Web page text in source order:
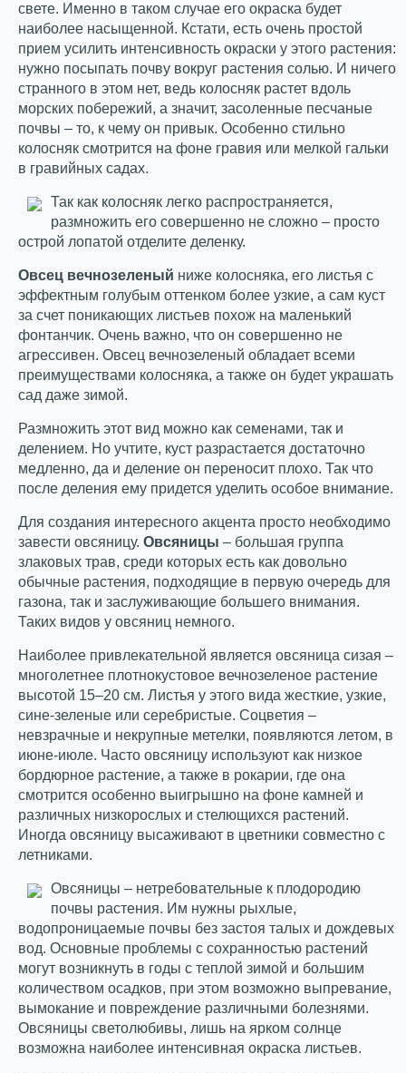
свете. Именно в таком случае его окраска будет
наиболее насыщенной. Кстати, есть очень простой
прием усилить интенсивность окраски у этого растения:
нужно посыпать почву вокруг растения солью. И ничего
странного в этом нет, ведь колосняк растет вдоль
морских побережий, а значит, засоленные песчаные
почвы – то, к чему он привык. Особенно стильно
колосняк смотрится на фоне гравия или мелкой гальки
в гравийных садах.
Так как колосняк легко распространяется,
размножить его совершенно не сложно – просто
острой лопатой отделите деленку.
Овсец вечнозеленый ниже колосняка, его листья с
эффектным голубым оттенком более узкие, а сам куст
за счет поникающих листьев похож на маленький
фонтанчик. Очень важно, что он совершенно не
агрессивен. Овсец вечнозеленый обладает всеми
преимуществами колосняка, а также он будет украшать
сад даже зимой.
Размножить этот вид можно как семенами, так и
делением. Но учтите, куст разрастается достаточно
медленно, да и деление он переносит плохо. Так что
после деления ему придется уделить особое внимание.
Для создания интересного акцента просто необходимо
завести овсяницу. Овсяницы – большая группа
злаковых трав, среди которых есть как довольно
обычные растения, подходящие в первую очередь для
газона, так и заслуживающие большего внимания.
Таких видов у овсяниц немного.
Наиболее привлекательной является овсяница сизая –
многолетнее плотнокустовое вечнозеленое растение
высотой 15–20 см. Листья у этого вида жесткие, узкие,
сине-зеленые или серебристые. Соцветия –
невзрачные и некрупные метелки, появляются летом, в
июне-июле. Часто овсяницу используют как низкое
бордюрное растение, а также в рокарии, где она
смотрится особенно выигрышно на фоне камней и
различных низкорослых и стелющихся растений.
Иногда овсяницу высаживают в цветники совместно с
летниками.
Овсяницы – нетребовательные к плодородию
почвы растения. Им нужны рыхлые,
водопроницаемые почвы без застоя талых и дождевых
вод. Основные проблемы с сохранностью растений
могут возникнуть в годы с теплой зимой и большим
количеством осадков, при этом возможно выпревание,
вымокание и повреждение различными болезнями.
Овсяницы светолюбивы, лишь на ярком солнце
возможна наиболее интенсивная окраска листьев.